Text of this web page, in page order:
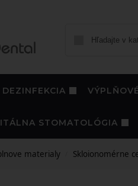
STOMATOLÓGIA
materialy Skloionomérne